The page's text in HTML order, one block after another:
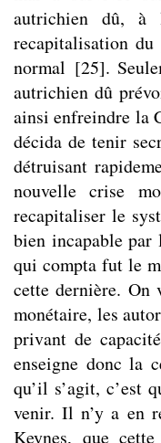
autrichien dû, à
recapitalisation
normal [25].
autrichien dû
ainsi enfreindre la
décida de tenir
détruisant
nouvelle crise
recapitaliser le
bien incapable par
qui compta fut le
cette dernière. On
monétaire, les
privant de
enseigne donc la
qu’il s’agit, c’est
venir. Il n’y a en
Keynes, que